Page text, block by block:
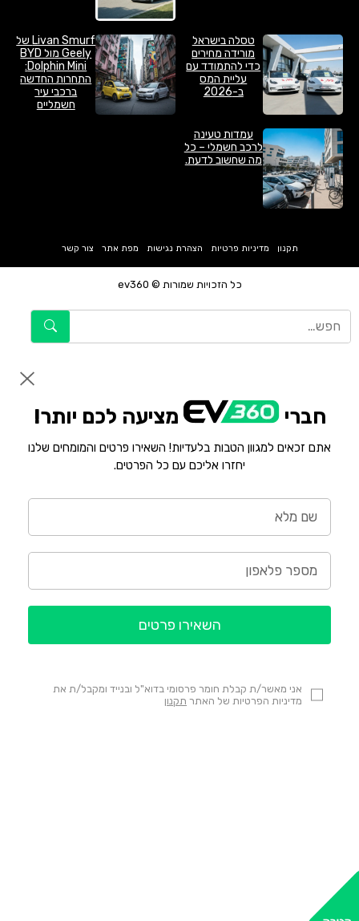
טסלה בישראל
מורידה מחירים
כדי להתמודד עם
עליית המס
ב-2026
Livan Smurf של
Geely מול BYD
Dolphin Mini:
התחרות החדשה
ברכבי עיר
חשמליים
עמדות טעינה
לרכב חשמלי – כל
מה שחשוב לדעת.
כל הזכויות שמורות © ev360
תקנון מדיניות פרטיות הצהרת נגישות מפת אתר צור קשר
חברי מציעה לכם יותר!
אתם זכאים למגוון הטבות בלעדיות! השאירו פרטים והמומחים שלנו
יחזרו אליכם עם כל הפרטים.
אני מאשר/ת קבלת חומר פרסומי בדוא"ל ובנייד ומקבל/ת את
מדיניות הפרטיות של האתר תקנון
השאירו פרטים